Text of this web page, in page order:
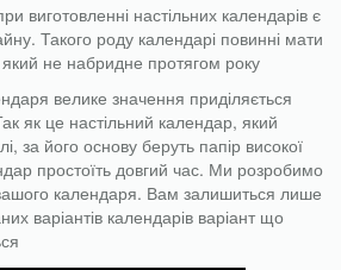
виготовленні настільних календарів є
Такого роду календарі повинні мати
не набридне протягом року
велике значення приділяється
як це настільний календар, який
за його основу беруть папір високої
простоїть довгий час. Ми розробимо
календаря. Вам залишиться лише
варіантів календарів варіант що